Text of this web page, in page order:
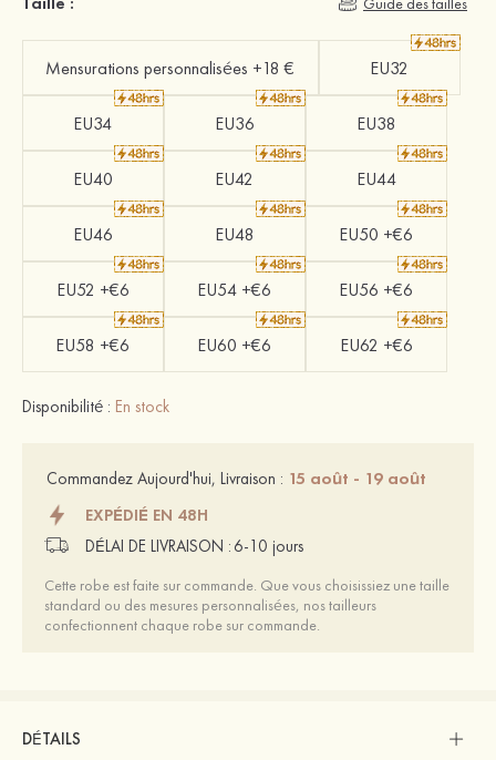
Mensurations personnalisées +18 € EU32
EU34 EU36 EU38
EU40 EU42 EU44
EU46 EU48 EU50 +€6
EU52 +€6 EU54 +€6 EU56 +€6
EU58 +€6 EU60 +€6 EU62 +€6
Disponibilité : En stock
Commandez Aujourd'hui, Livraison : 15 août - 19 août
EXPÉDIÉ EN 48H
DÉLAI DE LIVRAISON : 6-10 jours
Cette robe est faite sur commande. Que vous choisissiez une taille
standard ou des mesures personnalisées, nos tailleurs
confectionnent chaque robe sur commande.
DÉTAILS